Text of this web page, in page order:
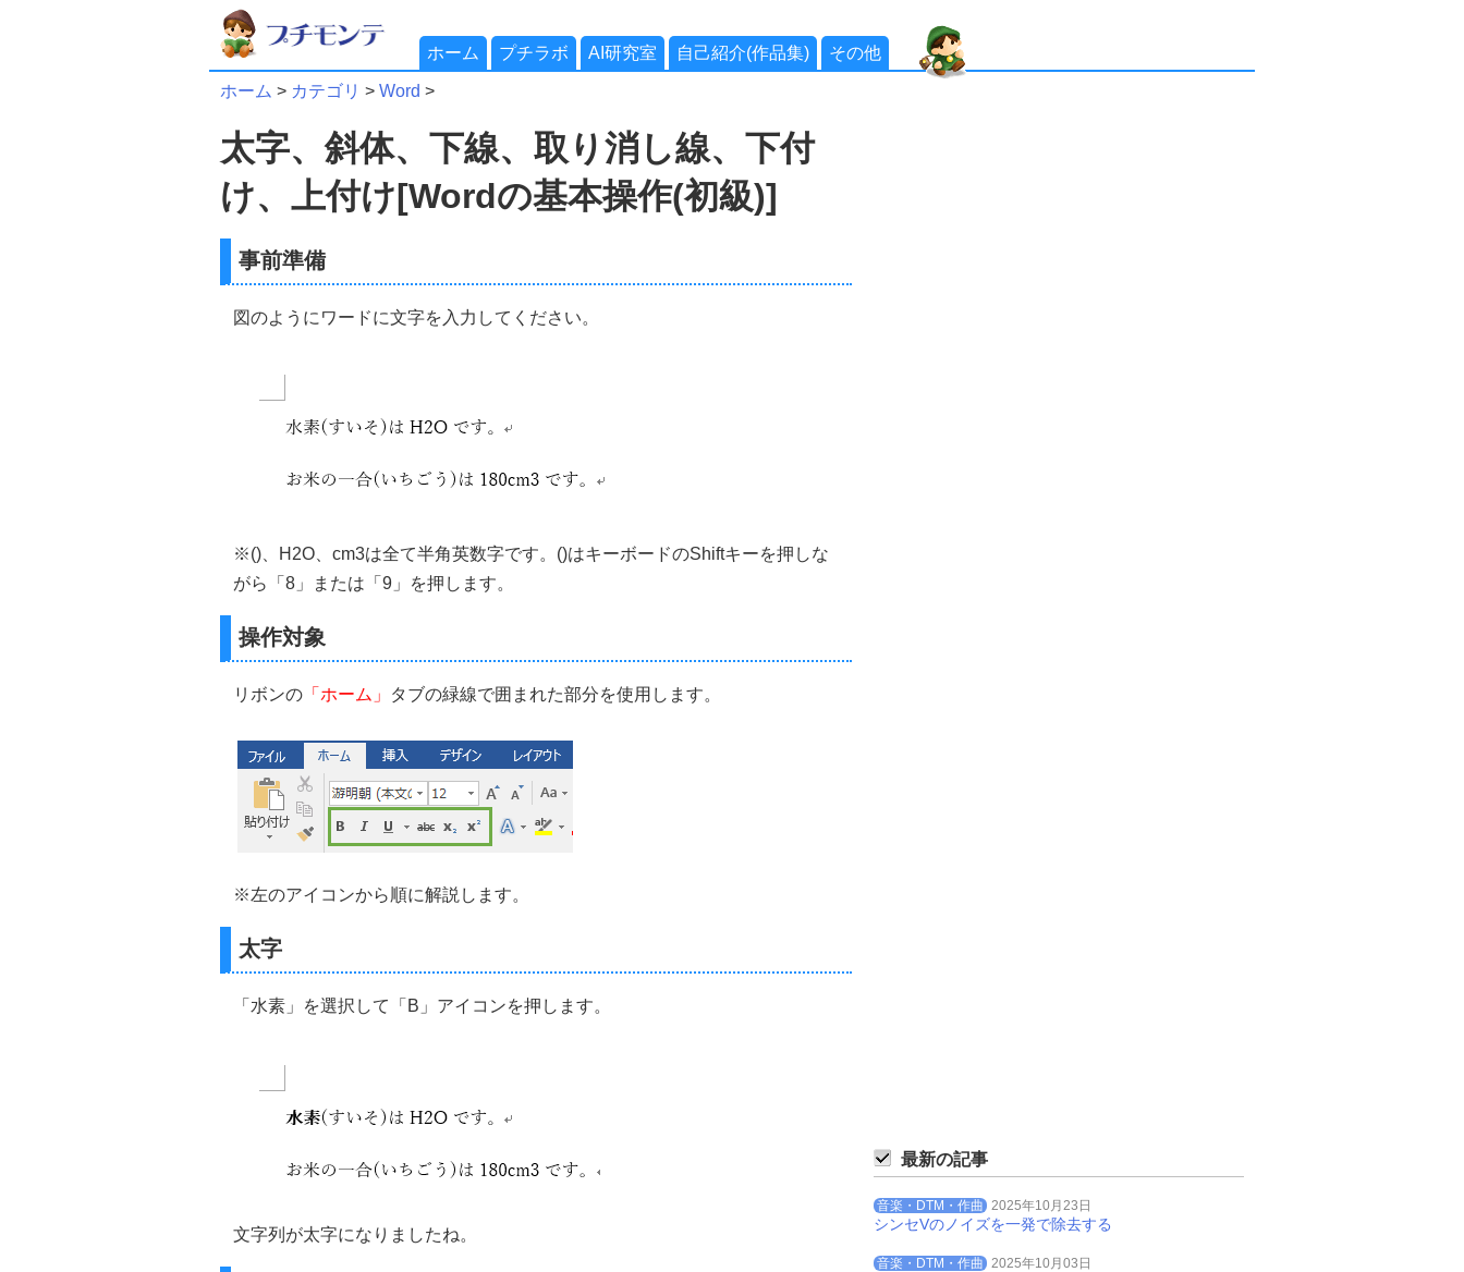
ホーム プチラボ AI研究室 自己紹介(作品集) その他
ホーム > カテゴリ > Word >
太字、斜体、下線、取り消し線、下付
け、上付け[Wordの基本操作(初級)]
事前準備
図のようにワードに文字を入力してください。
※()、H2O、cm3は全て半角英数字です。()はキーボードのShiftキーを押しな
がら「8」または「9」を押します。
操作対象
リボンの 「ホーム」 タブの緑線で囲まれた部分を使用します。
※左のアイコンから順に解説します。
太字
「水素」を選択して「B」アイコンを押します。
文字列が太字になりましたね。
最新の記事
音楽・DTM・作曲 2025年10月23日
シンセVのノイズを一発で除去する
音楽・DTM・作曲 2025年10月03日